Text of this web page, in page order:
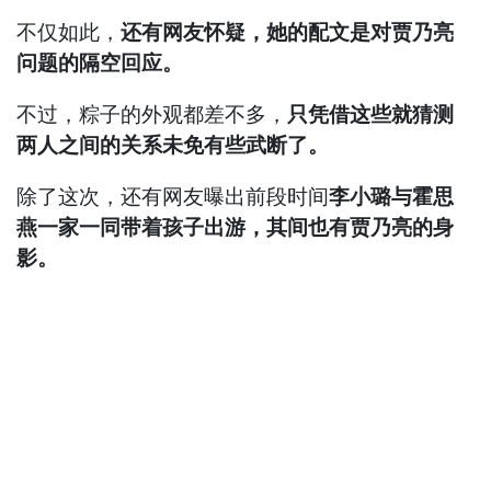
不仅如此，还有网友怀疑，她的配文是对贾乃亮
问题的隔空回应。
不过，粽子的外观都差不多， 只凭借这些就猜测
两人之间的关系未免有些武断了。
除了这次，还有网友曝出前段时间李小璐与霍思
燕一家一同带着孩子出游，其间也有贾乃亮的身
影。